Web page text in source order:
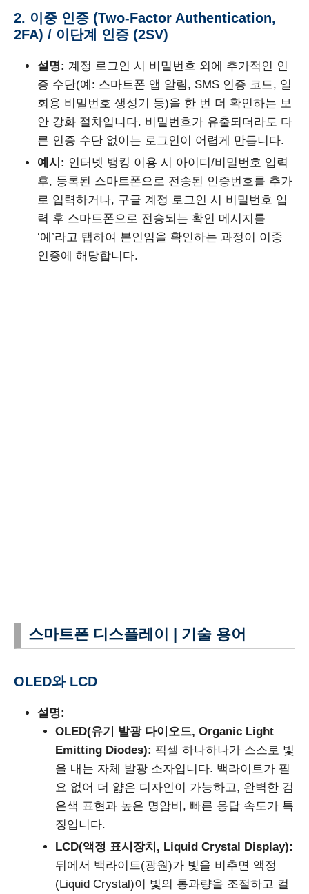
2. 이중 인증 (Two-Factor Authentication,
2FA) / 이단계 인증 (2SV)
설명: 계정 로그인 시 비밀번호 외에 추가적인 인
증 수단(예: 스마트폰 앱 알림, SMS 인증 코드, 일
회용 비밀번호 생성기 등)을 한 번 더 확인하는 보
안 강화 절차입니다. 비밀번호가 유출되더라도 다
른 인증 수단 없이는 로그인이 어렵게 만듭니다.
예시: 인터넷 뱅킹 이용 시 아이디/비밀번호 입력
후, 등록된 스마트폰으로 전송된 인증번호를 추가
로 입력하거나, 구글 계정 로그인 시 비밀번호 입
력 후 스마트폰으로 전송되는 확인 메시지를
‘예’라고 탭하여 본인임을 확인하는 과정이 이중
인증에 해당합니다.
스마트폰 디스플레이 | 기술 용어
OLED와 LCD
설명:
OLED(유기 발광 다이오드, Organic Light
Emitting Diodes): 픽셀 하나하나가 스스로 빛
을 내는 자체 발광 소자입니다. 백라이트가 필
요 없어 더 얇은 디자인이 가능하고, 완벽한 검
은색 표현과 높은 명암비, 빠른 응답 속도가 특
징입니다.
LCD(액정 표시장치, Liquid Crystal Display):
뒤에서 백라이트(광원)가 빛을 비추면 액정
(Liquid Crystal)이 빛의 통과량을 조절하고 컬